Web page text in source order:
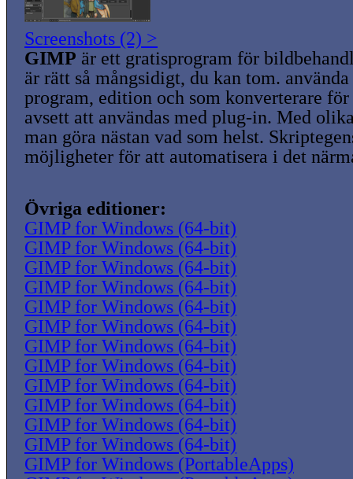
Screenshots (2) >
GIMP är ett gratisprogram för
är rätt så mångsidigt, du kan tom.
program, edition och som konverterare
avsett att användas med plug-in. Med
man göra nästan vad som helst.
möjligheter för att automatisera i det
Övriga editioner:
GIMP for Windows (64-bit)
GIMP for Windows (64-bit)
GIMP for Windows (64-bit)
GIMP for Windows (64-bit)
GIMP for Windows (64-bit)
GIMP for Windows (64-bit)
GIMP for Windows (64-bit)
GIMP for Windows (64-bit)
GIMP for Windows (64-bit)
GIMP for Windows (64-bit)
GIMP for Windows (64-bit)
GIMP for Windows (64-bit)
GIMP for Windows (PortableApps)